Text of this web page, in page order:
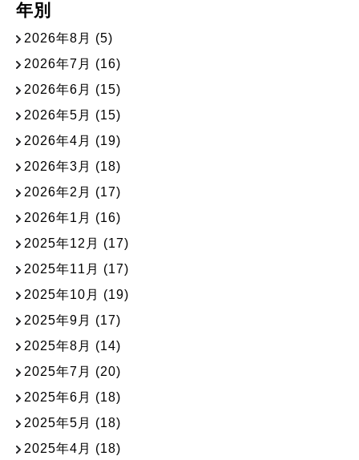
年別
2026年8月 (5)
2026年7月 (16)
2026年6月 (15)
2026年5月 (15)
2026年4月 (19)
2026年3月 (18)
2026年2月 (17)
2026年1月 (16)
2025年12月 (17)
2025年11月 (17)
2025年10月 (19)
2025年9月 (17)
2025年8月 (14)
2025年7月 (20)
2025年6月 (18)
2025年5月 (18)
2025年4月 (18)